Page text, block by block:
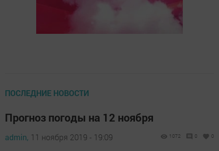
ПОСЛЕДНИЕ НОВОСТИ
Прогноз погоды на 12 ноября
admin, 11 ноября 2019 - 19:09 1072 0 0